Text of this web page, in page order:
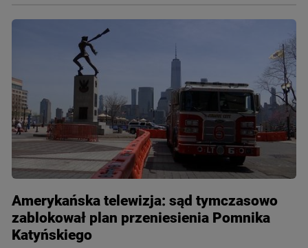
Amerykańska telewizja: sąd tymczasowo
zablokował plan przeniesienia Pomnika
Katyńskiego